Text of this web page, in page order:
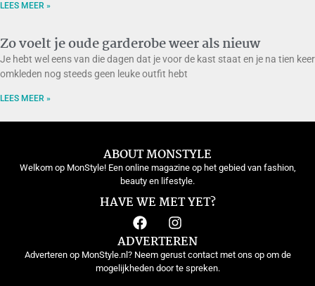
LEES MEER »
Zo voelt je oude garderobe weer als nieuw
Je hebt wel eens van die dagen dat je voor de kast staat en je na tien keer
omkleden nog steeds geen leuke outfit hebt
LEES MEER »
ABOUT MONSTYLE
Welkom op MonStyle! Een online magazine op het gebied van fashion,
beauty en lifestyle.
HAVE WE MET YET?
ADVERTEREN
Adverteren op MonStyle.nl? Neem gerust contact met ons op om de
mogelijkheden door te spreken.